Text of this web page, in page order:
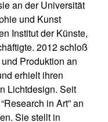
an der Universität
und Kunst
Institut der Künste,
2012 schloß
Produktion an
erhielt ihren
Lichtdesign. Seit
in Art” an
Sie stellt in